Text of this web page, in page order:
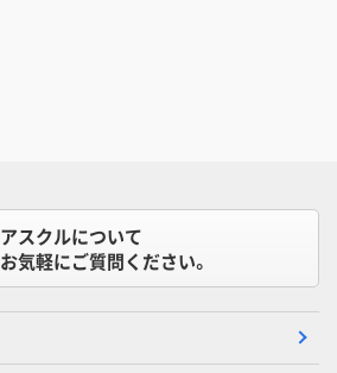
アスクルについて
お気軽にご質問ください。